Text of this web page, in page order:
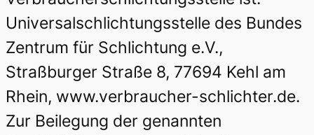
Universalschlichtungsstelle des Bundes
Zentrum für Schlichtung e.V.,
Straßburger Straße 8, 77694 Kehl am
Rhein, www.verbraucher-schlichter.de.
Zur Beilegung der genannten